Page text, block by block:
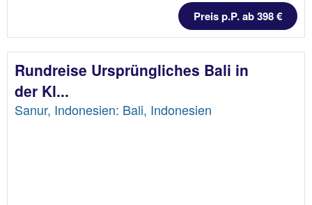
Preis p.P. ab 398 €
Rundreise Ursprüngliches Bali in
der Kl...
Sanur, Indonesien: Bali, Indonesien